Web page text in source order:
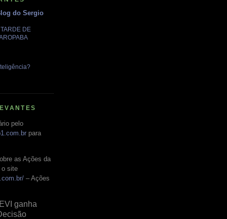
do Sergio
DE
pelo
para
as Ações da
o site
– Ações
ganha